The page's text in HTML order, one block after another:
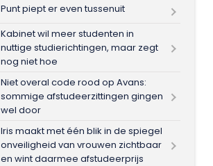
Punt piept er even tussenuit
Kabinet wil meer studenten in
nuttige studierichtingen, maar zegt
nog niet hoe
Niet overal code rood op Avans:
sommige afstudeerzittingen gingen
wel door
Iris maakt met één blik in de spiegel
onveiligheid van vrouwen zichtbaar
en wint daarmee afstudeerprijs